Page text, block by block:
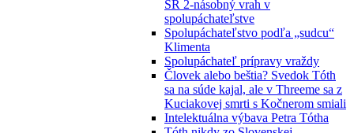
SR 2-násobný vrah v
spolupáchateľstve
Spolupáchateľstvo podľa „sudcu“
Klimenta
Spolupáchateľ prípravy vraždy
Človek alebo beštia? Svedok Tóth
sa na súde kajal, ale v Threeme sa z
Kuciakovej smrti s Kočnerom smiali
Intelektuálna výbava Petra Tótha